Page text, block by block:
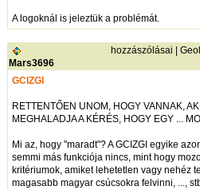
A logoknál is jeleztük a problémát.
Mars3696
hozzászólásai |
GCIZGI
RETTENTŐEN UNOM, HOGY VANNAK,
MEGHALADJA A KÉRÉS, HOGY EGY ...
Mi az, hogy "maradt"? A GCIZGI egyike
semmi más funkciója nincs, mint hogy
kritériumok, amiket lehetetlen vagy nehéz
magasabb magyar csúcsokra felvinni, ...,